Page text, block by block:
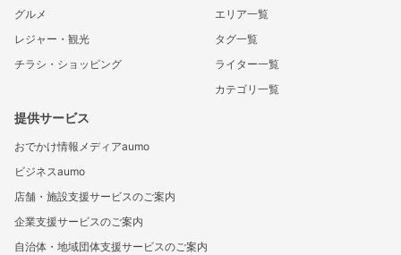
グルメ
レジャー・観光
チラシ・ショッピング
エリア一覧
タグ一覧
ライター一覧
カテゴリ一覧
提供サービス
おでかけ情報メディアaumo
ビジネスaumo
店舗・施設支援サービスのご案内
企業支援サービスのご案内
自治体・地域団体支援サービスのご案内